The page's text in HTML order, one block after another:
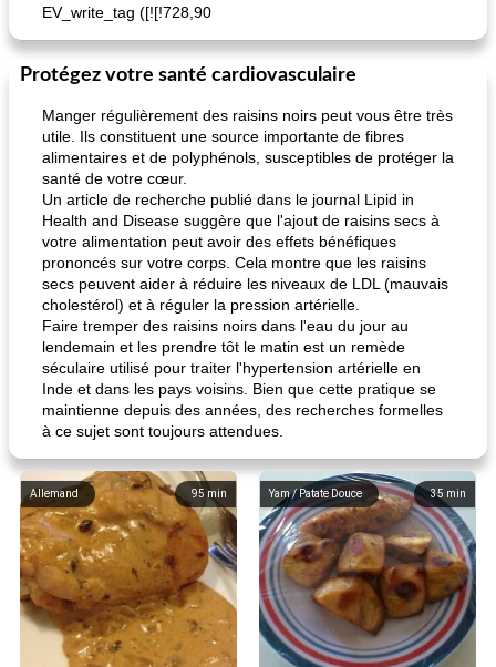
EV_write_tag ([![!728,90
Protégez votre santé cardiovasculaire
Manger régulièrement des raisins noirs peut vous être très
utile. Ils constituent une source importante de fibres
alimentaires et de polyphénols, susceptibles de protéger la
santé de votre cœur.
Un article de recherche publié dans le journal Lipid in
Health and Disease suggère que l'ajout de raisins secs à
votre alimentation peut avoir des effets bénéfiques
prononcés sur votre corps. Cela montre que les raisins
secs peuvent aider à réduire les niveaux de LDL (mauvais
cholestérol) et à réguler la pression artérielle.
Faire tremper des raisins noirs dans l'eau du jour au
lendemain et les prendre tôt le matin est un remède
séculaire utilisé pour traiter l'hypertension artérielle en
Inde et dans les pays voisins. Bien que cette pratique se
maintienne depuis des années, des recherches formelles
à ce sujet sont toujours attendues.
95 min
Allemand 35 min
Yam / Patate Douce